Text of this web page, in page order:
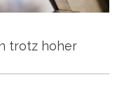
trotz hoher